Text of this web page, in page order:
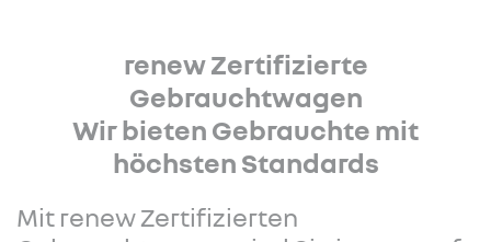
renew Zertifizierte
Gebrauchtwagen
Wir bieten Gebrauchte mit
höchsten Standards
Mit renew Zertifizierten